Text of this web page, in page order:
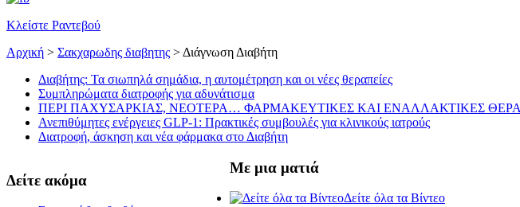
Κλείστε Ραντεβού
Αρχική > Σακχαρωδης διαβητης > Διάγνωση Διαβήτη
Διαβήτης: Τα σιωπηλά σημάδια, η αυτομέτρηση και οι νέες θεραπείες
Συμπληρώματα διατροφής για αδυνάτισμα
ΠΕΡΙ ΠΑΧΥΣΑΡΚΙΑΣ, ΝΕΟΤΕΡΑ… ΦΑΡΜΑΚΕΥΤΙΚΕΣ ΚΑΙ ΕΝΑΛΛΑΚΤΙΚΕΣ
Ανεπιθύμητες ενέργειες GLP-1: Πρακτικές συμβουλές για κλινικούς ιατρούς
Διατροφή, άσκηση και νέα φάρμακα στο Διαβήτη
Δείτε ακόμα
Με μια ματιά
Δείτε όλα τα Βίντεο